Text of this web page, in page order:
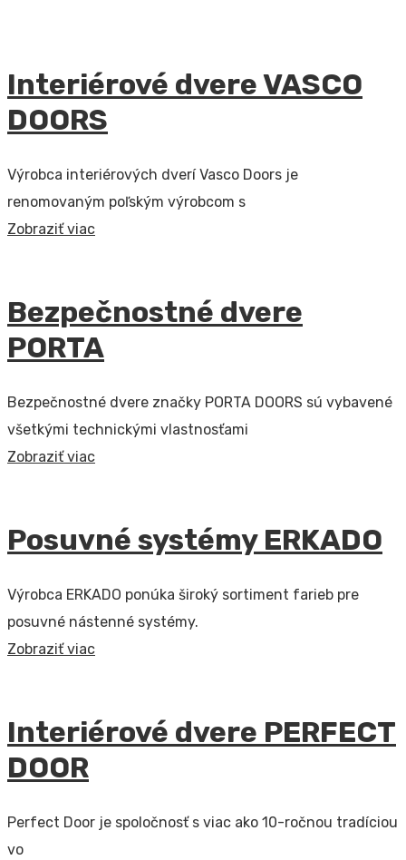
Interiérové dvere VASCO
DOORS
Výrobca interiérových dverí Vasco Doors je
renomovaným poľským výrobcom s
Zobraziť viac
Bezpečnostné dvere
PORTA
Bezpečnostné dvere značky PORTA DOORS sú vybavené
všetkými technickými vlastnosťami
Zobraziť viac
Posuvné systémy ERKADO
Výrobca ERKADO ponúka široký sortiment farieb pre
posuvné nástenné systémy.
Zobraziť viac
Interiérové dvere PERFECT
DOOR
Perfect Door je spoločnosť s viac ako 10-ročnou tradíciou
vo